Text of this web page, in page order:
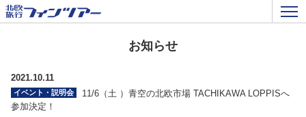
お知らせ
2021.10.11
イベント・説明会
11/6（土 ）青空の北欧市場 TACHIKAWA LOPPISへ
参加決定！